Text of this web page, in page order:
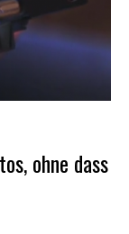
ohne dass